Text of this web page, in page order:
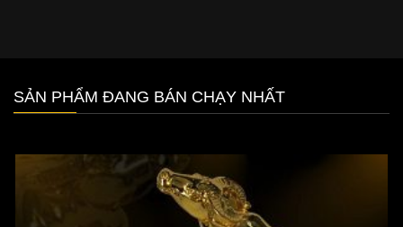
SẢN PHẨM ĐANG BÁN CHẠY NHẤT